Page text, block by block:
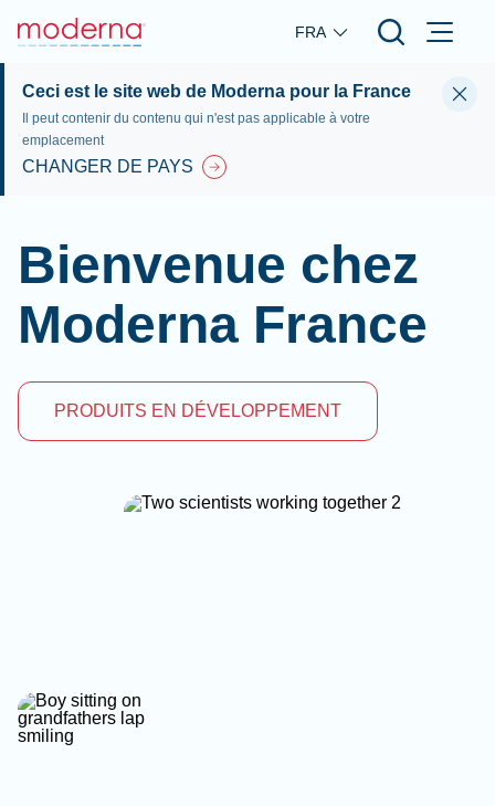
Skip to main content
FRA
Ceci est le site web de Moderna pour la France
Il peut contenir du contenu qui n'est pas applicable à votre
emplacement
CHANGER DE PAYS
Bienvenue chez
Moderna France
PRODUITS EN DÉVELOPPEMENT